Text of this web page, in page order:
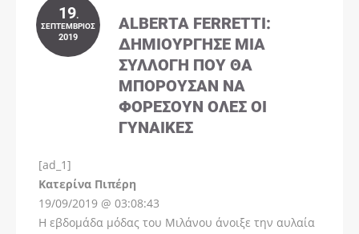
19.
ΣΕΠΤΈΜΒΡΙΟΣ
2019
ALBERTA FERRETTI:
ΔΗΜΙΟΎΡΓΗΣΕ ΜΊΑ
ΣΥΛΛΟΓΉ ΠΟΥ ΘΑ
ΜΠΟΡΟΎΣΑΝ ΝΑ
ΦΟΡΈΣΟΥΝ ΌΛΕΣ ΟΙ
ΓΥΝΑΊΚΕΣ
[ad_1]
Kατερίνα Πιπέρη
19/09/2019 @ 03:08:43
Η εβδομάδα μόδας του Μιλάνου άνοιξε την αυλαία